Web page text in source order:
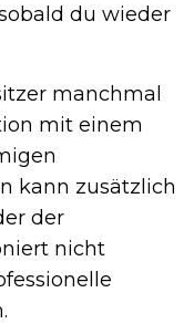
du wieder
manchmal
mit einem
kann zusätzlich
der
nicht